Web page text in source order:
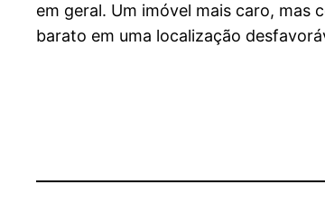
em geral. Um imóvel mais caro, mas
barato em uma localização